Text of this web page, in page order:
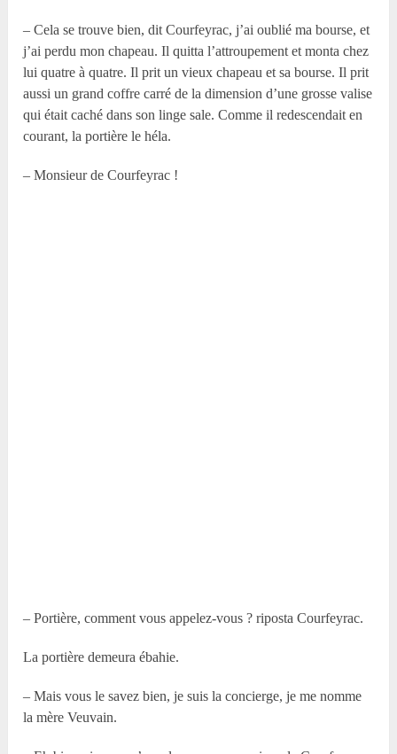
– Cela se trouve bien, dit Courfeyrac, j’ai oublié ma bourse, et
j’ai perdu mon chapeau. Il quitta l’attroupement et monta chez
lui quatre à quatre. Il prit un vieux chapeau et sa bourse. Il prit
aussi un grand coffre carré de la dimension d’une grosse valise
qui était caché dans son linge sale. Comme il redescendait en
courant, la portière le héla.
– Monsieur de Courfeyrac !
– Portière, comment vous appelez-vous ? riposta Courfeyrac.
La portière demeura ébahie.
– Mais vous le savez bien, je suis la concierge, je me nomme
la mère Veuvain.